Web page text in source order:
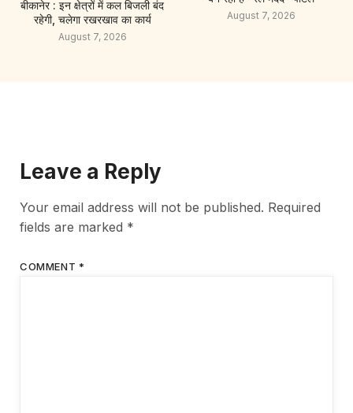
बीकानेर : इन क्षेत्रों में कल बिजली बंद
रहेगी, चलेगा रखरखाव का कार्य
August 7, 2026
August 7, 2026
Leave a Reply
Your email address will not be published. Required
fields are marked *
COMMENT *